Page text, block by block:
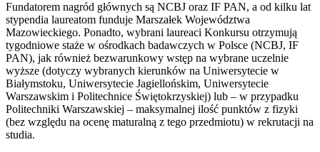
Fundatorem nagród głównych są NCBJ oraz IF PAN, a od kilku lat
stypendia laureatom funduje Marszałek Województwa
Mazowieckiego. Ponadto, wybrani laureaci Konkursu otrzymują
tygodniowe staże w ośrodkach badawczych w Polsce (NCBJ, IF
PAN), jak również bezwarunkowy wstęp na wybrane uczelnie
wyższe (dotyczy wybranych kierunków na Uniwersytecie w
Białymstoku, Uniwersytecie Jagiellońskim, Uniwersytecie
Warszawskim i Politechnice Świętokrzyskiej) lub – w przypadku
Politechniki Warszawskiej – maksymalnej ilość punktów z fizyki
(bez względu na ocenę maturalną z tego przedmiotu) w rekrutacji na
studia.